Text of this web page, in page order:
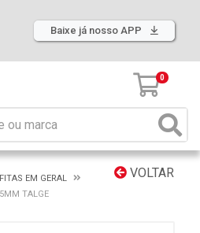
Baixe já nosso APP
0
VOLTAR
FITAS EM GERAL
TALGE